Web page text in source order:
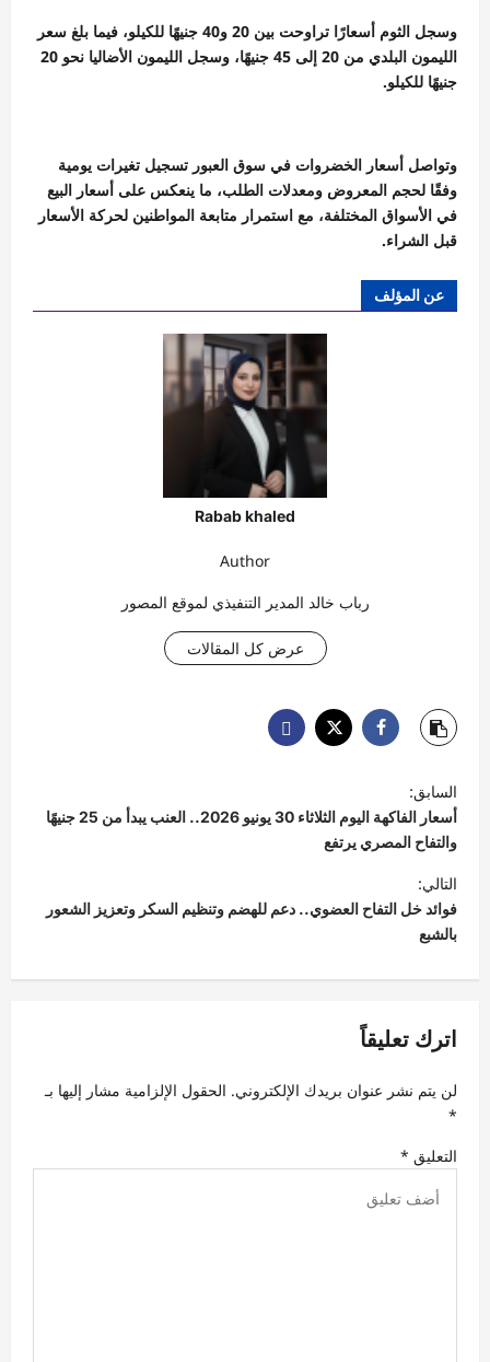
وسجل الثوم أسعارًا تراوحت بين 20 و40 جنيهًا للكيلو، فيما بلغ سعر
الليمون البلدي من 20 إلى 45 جنيهًا، وسجل الليمون الأضاليا نحو 20
جنيهًا للكيلو.
وتواصل أسعار الخضروات في سوق العبور تسجيل تغيرات يومية
وفقًا لحجم المعروض ومعدلات الطلب، ما ينعكس على أسعار البيع
في الأسواق المختلفة، مع استمرار متابعة المواطنين لحركة الأسعار
قبل الشراء.
عن المؤلف
Rabab khaled
Author
رباب خالد المدير التنفيذي لموقع المصور
عرض كل المقالات
ص
فّ
ح
ا
ل
م
ا
ل
ا
ت
السابق:
أسعار الفاكهة اليوم الثلاثاء 30 يونيو 2026.. العنب يبدأ من 25 جنيهًا
والتفاح المصري يرتفع
التالي:
فوائد خل التفاح العضوي.. دعم للهضم وتنظيم السكر وتعزيز الشعور
بالشبع
اترك تعليقاً
لن يتم نشر عنوان بريدك الإلكتروني. الحقول الإلزامية مشار إليها بـ
*
التعليق *